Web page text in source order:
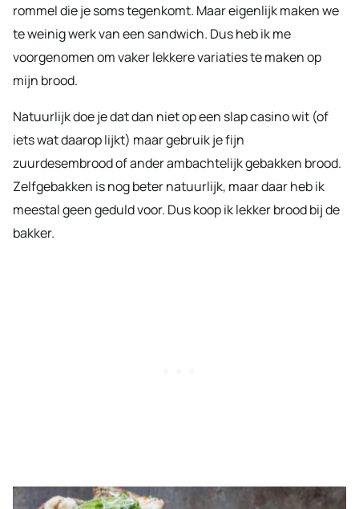
rommel die je soms tegenkomt. Maar eigenlijk maken we
te weinig werk van een sandwich. Dus heb ik me
voorgenomen om vaker lekkere variaties te maken op
mijn brood.
Natuurlijk doe je dat dan niet op een slap casino wit (of
iets wat daarop lijkt) maar gebruik je fijn
zuurdesembrood of ander ambachtelijk gebakken brood.
Zelfgebakken is nog beter natuurlijk, maar daar heb ik
meestal geen geduld voor. Dus koop ik lekker brood bij de
bakker.